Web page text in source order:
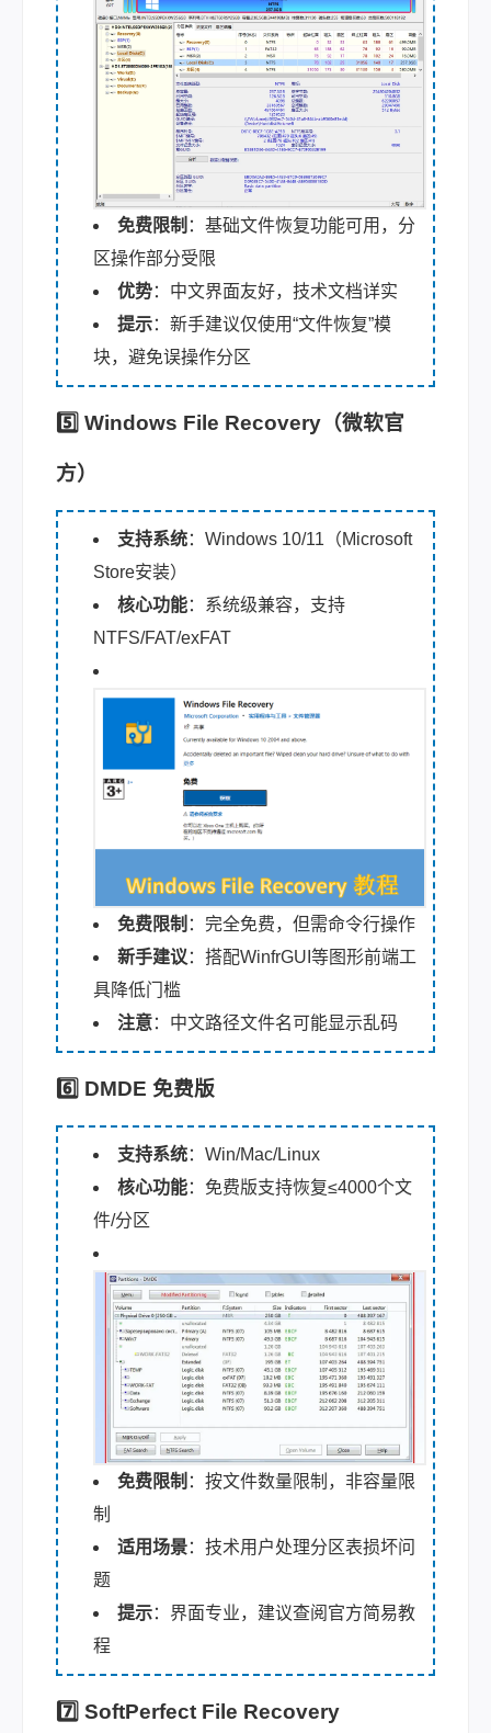
免费限制 ：基础文件恢复功能可用，分
区操作部分受限
优势：中文界面友好，技术文档详实
提示：新手建议仅使用“文件恢复”模
块，避免误操作分区
5️⃣ Windows File Recovery（微软官
方）
支持系统：Windows 10/11（Microsoft
Store安装）
核心功能：系统级兼容，支持
NTFS/FAT/exFAT
免费限制 ：完全免费，但需命令行操作
新手建议 ：搭配WinfrGUI等图形前端工
具降低门槛
注意：中文路径文件名可能显示乱码
6️⃣ DMDE 免费版
支持系统：Win/Mac/Linux
核心功能：免费版支持恢复≤4000个文
件/分区
免费限制 ：按文件数量限制，非容量限
制
适用场景：技术用户处理分区表损坏问
题
提示：界面专业，建议查阅官方简易教
程
7️⃣ SoftPerfect File Recovery